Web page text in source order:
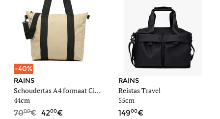
-40%
RAINS
Schoudertas A4 formaat City City
44cm
7000 4200
RAINS
Reistas Travel
55cm
14900